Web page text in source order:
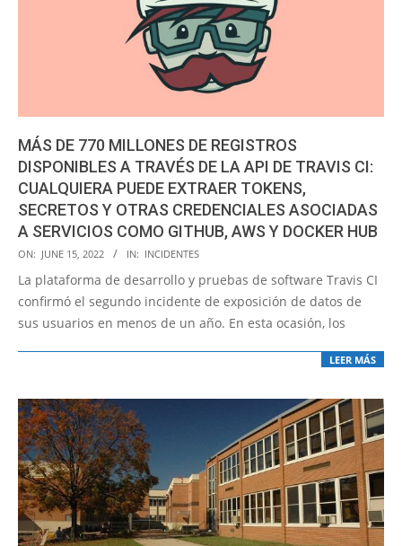
MÁS DE 770 MILLONES DE REGISTROS
DISPONIBLES A TRAVÉS DE LA API DE TRAVIS CI:
CUALQUIERA PUEDE EXTRAER TOKENS,
SECRETOS Y OTRAS CREDENCIALES ASOCIADAS
A SERVICIOS COMO GITHUB, AWS Y DOCKER HUB
2022-
06-
ON: JUNE 15, 2022 IN: INCIDENTES
La plataforma de desarrollo y pruebas de software Travis CI
confirmó el segundo incidente de exposición de datos de
sus usuarios en menos de un año. En esta ocasión, los
LEER MÁS